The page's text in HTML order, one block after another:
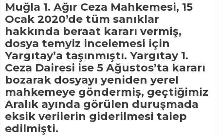
Muğla 1. Ağır Ceza Mahkemesi, 15
Ocak 2020’de tüm sanıklar
hakkında beraat kararı vermiş,
dosya temyiz incelemesi için
Yargıtay’a taşınmıştı. Yargıtay 1.
Ceza Dairesi ise 5 Ağustos’ta kararı
bozarak dosyayı yeniden yerel
mahkemeye göndermiş, geçtiğimiz
Aralık ayında görülen duruşmada
eksik verilerin giderilmesi talep
edilmişti.